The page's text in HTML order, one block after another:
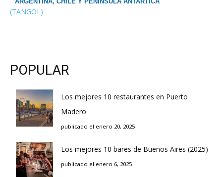
(TANGOL)
POPULAR
Los mejores 10 restaurantes en Puerto
Madero
publicado el enero 20, 2025
Los mejores 10 bares de Buenos Aires (2025)
publicado el enero 6, 2025